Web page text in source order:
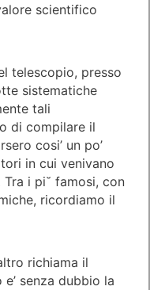
scientifico
telescopio, presso
sistematiche
tali
di compilare il
cosi’ un po’
in cui venivano
i pi˘ famosi, con
ricordiamo il
richiama il
senza dubbio la